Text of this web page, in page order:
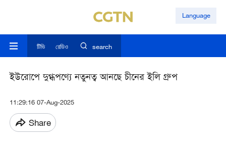
Language
টিভি রেডিও search
ইউরোপে দুগ্ধপণ্যে নতুনত্ব আনছে চীনের ইলি গ্রুপ
11:29:16 07-Aug-2025
Share